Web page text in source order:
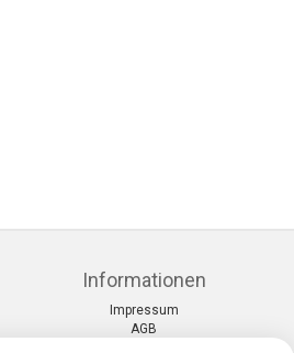
Informationen
Impressum
AGB